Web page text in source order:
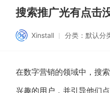
搜索推广光有点击
Xinstall 分类： 默认分
在数字营销的领域中，搜
兴趣的用户，并引导他们